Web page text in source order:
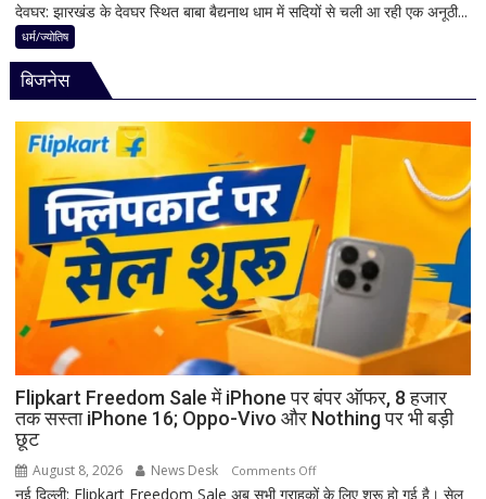
शिव
की
देवघर
बाबा
बैद्यनाथ
होता
है
मां
काली
का
श्रृंगार?
हृदयपीठ
का
रहस्य
देवघर: झारखंड के देवघर स्थित बाबा बैद्यनाथ धाम में सदियों से चली आ रही एक अनूठी...
धर्म/ज्योतिष
बिजनेस
Flipkart Freedom Sale में iPhone पर बंपर ऑफर, 8 हजार
तक सस्ता iPhone 16; Oppo-Vivo और Nothing पर भी बड़ी
छूट
August 8, 2026 News Desk Comments Offon
Flipkart
नई दिल्ली: Flipkart Freedom Sale अब सभी ग्राहकों के लिए शुरू हो गई है। सेल